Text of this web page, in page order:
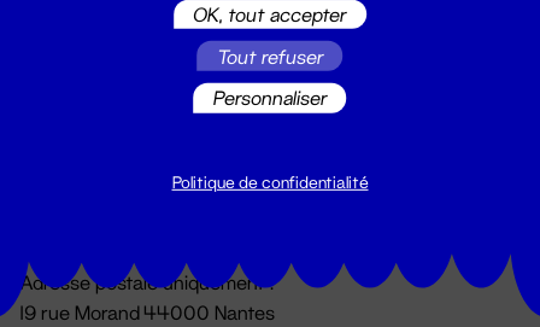
Du lundi au vendredi 14h → 18h
Adresse postale uniquement :
19 rue Morand 44000 Nantes
OK, tout accepter
Tout refuser
Personnaliser
Politique de confidentialité